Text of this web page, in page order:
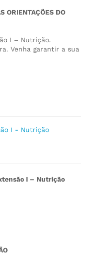
ORIENTAÇÕES DO
I – Nutrição.
Venha garantir a sua
I - Nutrição
I – Nutrição